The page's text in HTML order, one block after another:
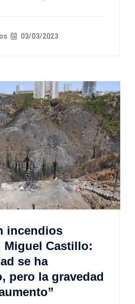
03/03/2023
incendios
Miguel Castillo:
se ha
pero la gravedad